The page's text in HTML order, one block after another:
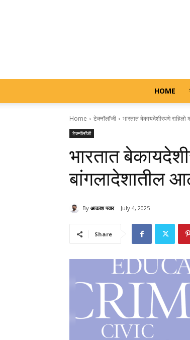
HOME
Home टेक्नॉलॉजी भारतात बेकायदेशीरपणे
टेक्नॉलॉजी
भारतात
बांगलादेशातील
By आकाश पवार July 4, 2025
Share